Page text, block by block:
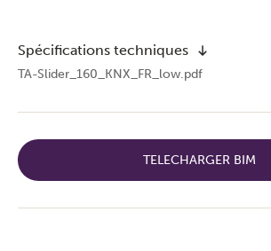
Spécifications techniques
TA-Slider_160_KNX_FR_low.pdf
TELECHARGER BIM